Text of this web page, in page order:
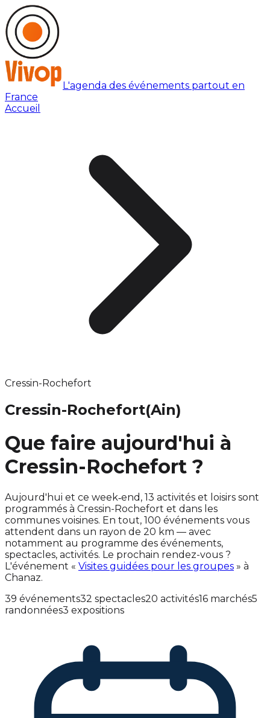
L'agenda des événements partout en
France
Accueil
Cressin-Rochefort
Cressin-Rochefort(Ain)
Que faire aujourd'hui à
Cressin-Rochefort ?
Aujourd'hui et ce week‑end, 13 activités et loisirs sont
programmés à Cressin-Rochefort et dans les
communes voisines. En tout, 100 événements vous
attendent dans un rayon de 20 km — avec
notamment au programme des événements,
spectacles, activités. Le prochain rendez-vous ?
L'événement « Visites guidées pour les groupes » à
Chanaz.
39 événements32 spectacles20 activités16 marchés5
randonnées3 expositions